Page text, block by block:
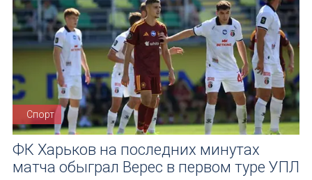
Спорт
ФК Харьков на последних минутах
матча обыграл Верес в первом туре УПЛ